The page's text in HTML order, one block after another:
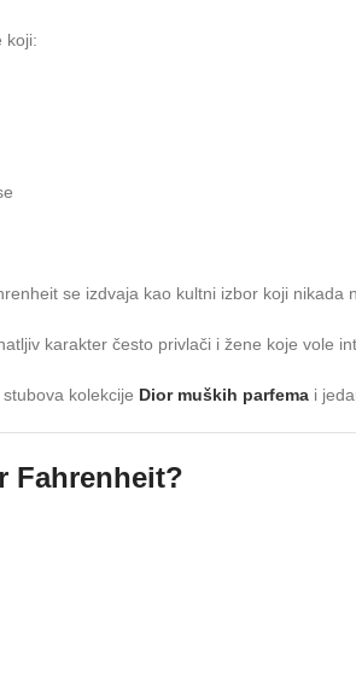
koji:
se izdvaja kao kultni izbor koji nikada
karakter često privlači i žene koje vole
kolekcije Dior muških parfema i
Fahrenheit?